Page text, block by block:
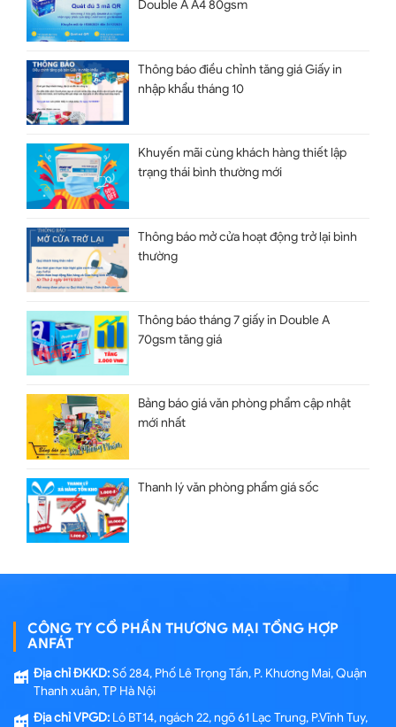
Double A A4 80gsm
Thông báo điều chỉnh tăng giá Giấy in
nhập khẩu tháng 10
Khuyến mãi cùng khách hàng thiết lập
trạng thái bình thường mới
Thông báo mở cửa hoạt động trở lại bình
thường
Thông báo tháng 7 giấy in Double A
70gsm tăng giá
Bảng báo giá văn phòng phẩm cập nhật
mới nhất
Thanh lý văn phòng phẩm giá sốc
CÔNG TY CỔ PHẦN THƯƠNG MẠI TỔNG HỢP
ANFÁT
Địa chỉ ĐKKD:Số 284, Phố Lê Trọng Tấn, P. Khương Mai, Quận
Thanh xuân, TP Hà Nội
Địa chỉ VPGD: Lô BT14, ngách 22, ngõ 61 Lạc Trung, P.Vĩnh Tuy,